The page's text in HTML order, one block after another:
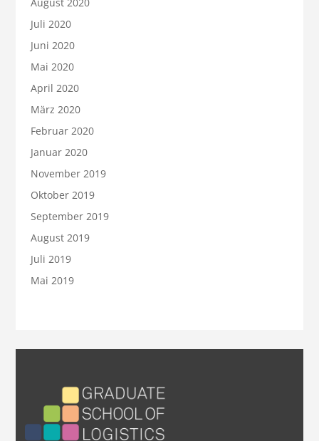
Juli 2020
Juni 2020
Mai 2020
April 2020
März 2020
Februar 2020
Januar 2020
November 2019
Oktober 2019
September 2019
August 2019
Juli 2019
Mai 2019